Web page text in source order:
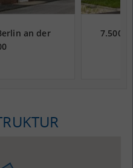
an der
7.500